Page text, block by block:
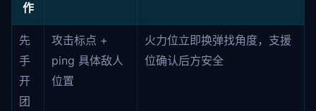
作
先
手
开
团
攻击标点 +
ping 具体敌人
位置
火力位立即换弹找角度，支援
位确认后方安全